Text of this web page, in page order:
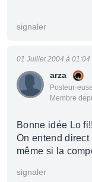
signaler
arza
Membre
01 Juillet 2004 à 01:04
Bonne idée Lo fi!!
On entend
même si la
signaler